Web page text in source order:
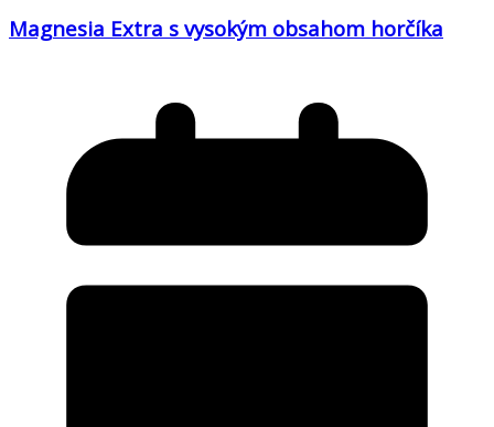
Magnesia Extra s vysokým obsahom horčíka